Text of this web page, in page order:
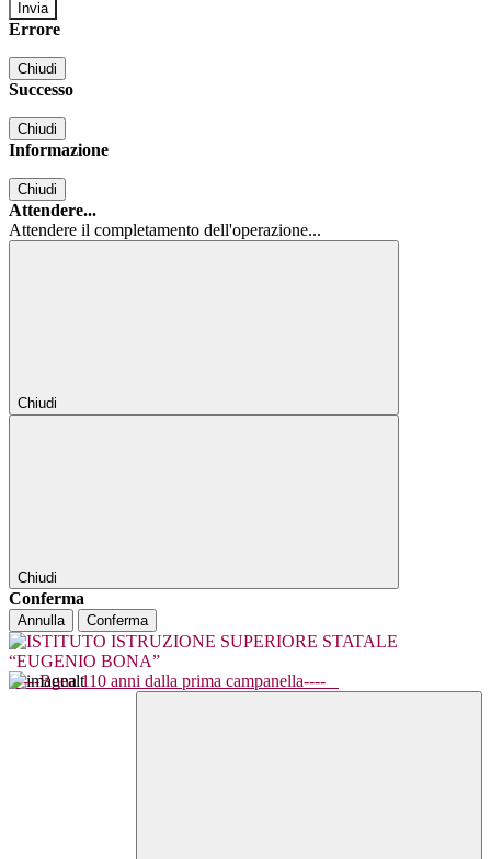
Errore
Chiudi
Successo
Chiudi
Informazione
Chiudi
Attendere...
Attendere il completamento dell'operazione...
Chiudi
Chiudi
Conferma
Annulla Conferma
----Bona 110 anni dalla prima campanella----